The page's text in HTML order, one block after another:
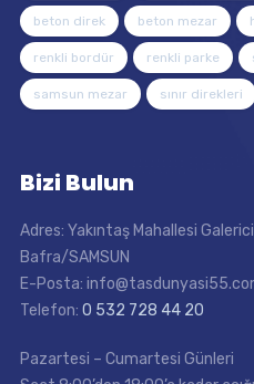
beton direk beton mezar
renkli bordür renkli parke
samsun mezar sınır direkleri
Bizi Bulun
Adres: Yakıntaş Mahallesi
Bafra/SAMSUN
E-Posta:
Telefon: 0 532 728 44 20
Pazartesi – Cumartesi Günleri